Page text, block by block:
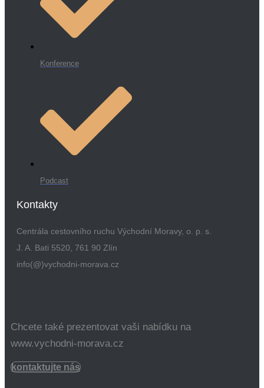
Konference
Podcast
Kontakty
Centrála cestovního ruchu Východní Moravy, o. p. s.
J. A. Bati 5520, 761 90 Zlín
info(@)vychodni-morava.cz
Chcete také prezentovat vaši nabídku na
www.vychodni-morava.cz
kontaktujte nás